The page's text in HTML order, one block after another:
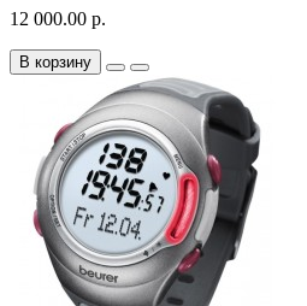
12 000.00 р.
В корзину